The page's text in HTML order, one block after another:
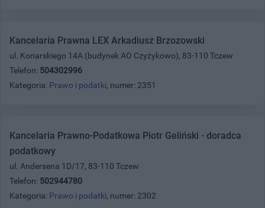
Kancelaria Prawna LEX Arkadiusz Brzozowski
ul. Konarskiego 14A (budynek AO Czyżykowo), 83-110 Tczew
Telefon: 504302996
Kategoria: Prawo i podatki, numer: 2351
Kancelaria Prawno-Podatkowa Piotr Geliński - doradca
podatkowy
ul. Andersena 1D/17, 83-110 Tczew
Telefon: 502944780
Kategoria: Prawo i podatki, numer: 2302